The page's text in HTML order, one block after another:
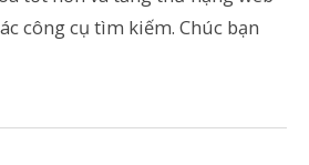
công cụ tìm kiếm. Chúc bạn